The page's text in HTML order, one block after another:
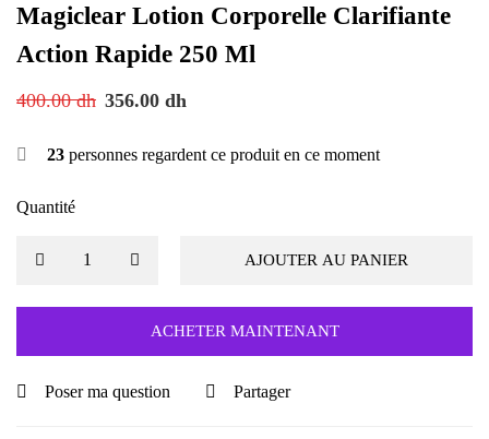
Magiclear Lotion Corporelle Clarifiante
Action Rapide 250 Ml
400.00dh 356.00 dh
23 personnes regardent ce produit en ce moment
Quantité
AJOUTER AU PANIER
ACHETER MAINTENANT
Poser ma question Partager